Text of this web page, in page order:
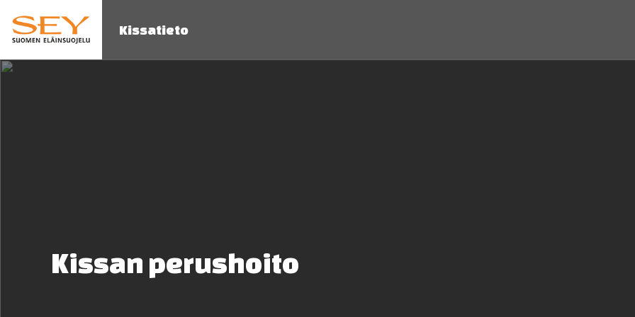
Kissatieto
Kissan perushoito